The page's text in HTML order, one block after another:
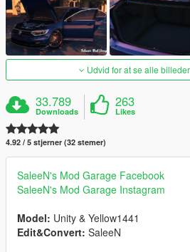
Udvid for at se alle
33.789
Downloads
263
Likes
4.92 / 5 stjerner (32 stemer)
SaleeN's Mod Garage Facebook
SaleeN's Mod Garage Instagram
Model: Unity & Yellow1441
Edit&Convert: SaleeN